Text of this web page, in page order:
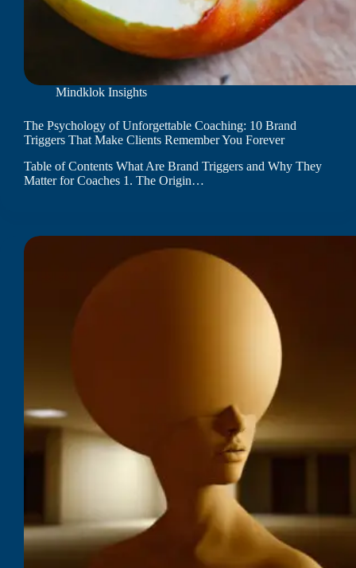
Mindklok Insights
The Psychology of Unforgettable Coaching: 10 Brand
Triggers That Make Clients Remember You Forever
Table of Contents What Are Brand Triggers and Why They
Matter for Coaches 1. The Origin…